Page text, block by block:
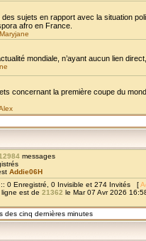
sujets en rapport avec la situation
afro en France.
Maryjane
mondiale, n’ayant aucun lien
concernant la première coupe du
messages
Addie06H
0 Enregistré, 0 Invisible et 274 Invités [
est de 21362 le Mar 07 Avr 2026
des cinq dernières minutes